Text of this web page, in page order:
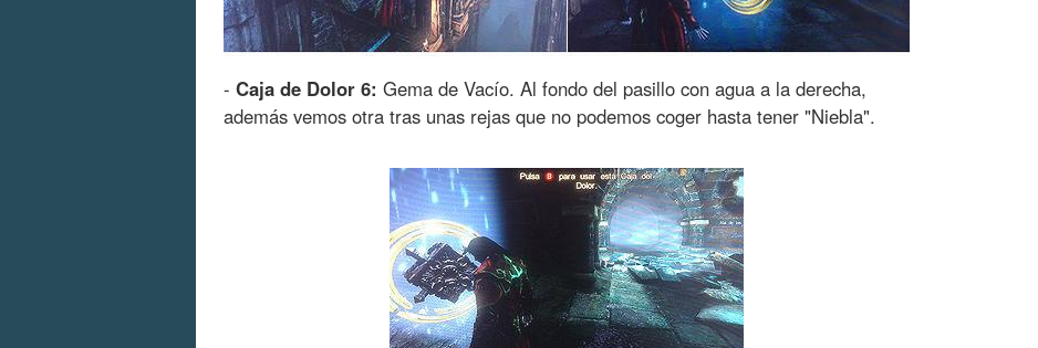
- Caja de Dolor 6: Gema de Vacío. Al fondo del pasillo con agua a la derecha,
además vemos otra tras unas rejas que no podemos coger hasta tener "Niebla".